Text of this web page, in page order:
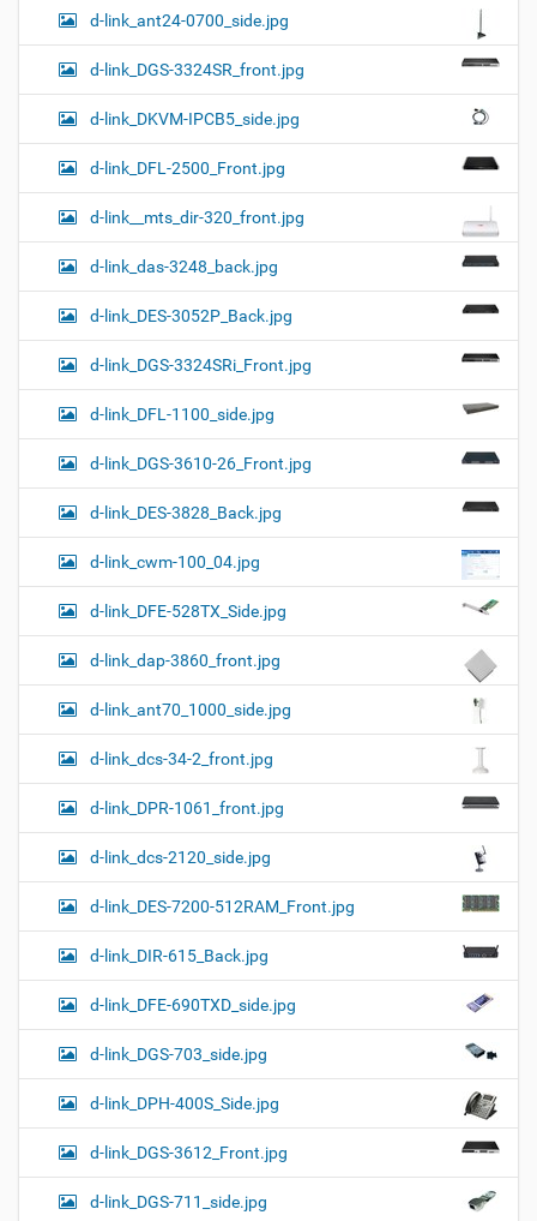
d-link_ant24-0700_side.jpg
d-link_DGS-3324SR_front.jpg
d-link_DKVM-IPCB5_side.jpg
d-link_DFL-2500_Front.jpg
d-link__mts_dir-320_front.jpg
d-link_das-3248_back.jpg
d-link_DES-3052P_Back.jpg
d-link_DGS-3324SRi_Front.jpg
d-link_DFL-1100_side.jpg
d-link_DGS-3610-26_Front.jpg
d-link_DES-3828_Back.jpg
d-link_cwm-100_04.jpg
d-link_DFE-528TX_Side.jpg
d-link_dap-3860_front.jpg
d-link_ant70_1000_side.jpg
d-link_dcs-34-2_front.jpg
d-link_DPR-1061_front.jpg
d-link_dcs-2120_side.jpg
d-link_DES-7200-512RAM_Front.jpg
d-link_DIR-615_Back.jpg
d-link_DFE-690TXD_side.jpg
d-link_DGS-703_side.jpg
d-link_DPH-400S_Side.jpg
d-link_DGS-3612_Front.jpg
d-link_DGS-711_side.jpg